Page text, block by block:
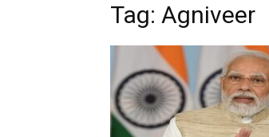
Tag: Agniveer